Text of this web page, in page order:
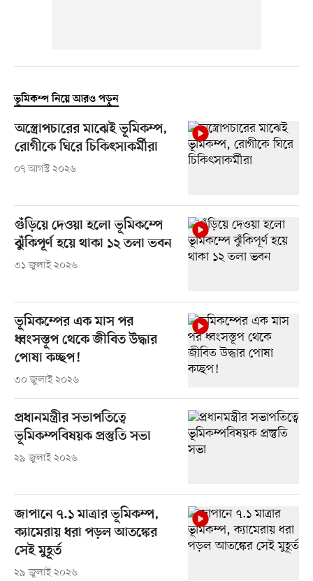
ভূমিকম্প নিয়ে আরও পড়ুন
অস্ত্রোপচারের মাঝেই ভূমিকম্প,
রোগীকে ঘিরে চিকিৎসাকর্মীরা
০৭ আগস্ট ২০২৬
গুঁড়িয়ে দেওয়া হলো ভূমিকম্পে
ঝুঁকিপূর্ণ হয়ে থাকা ১২ তলা ভবন
৩১ জুলাই ২০২৬
ভূমিকম্পের এক মাস পর
ধ্বংসস্তূপ থেকে জীবিত উদ্ধার
পোষা কচ্ছপ!
৩০ জুলাই ২০২৬
প্রধানমন্ত্রীর সভাপতিত্বে
ভূমিকম্পবিষয়ক প্রস্তুতি সভা
২৯ জুলাই ২০২৬
জাপানে ৭.১ মাত্রার ভূমিকম্প,
ক্যামেরায় ধরা পড়ল আতঙ্কের
সেই মুহূর্ত
২৯ জুলাই ২০২৬